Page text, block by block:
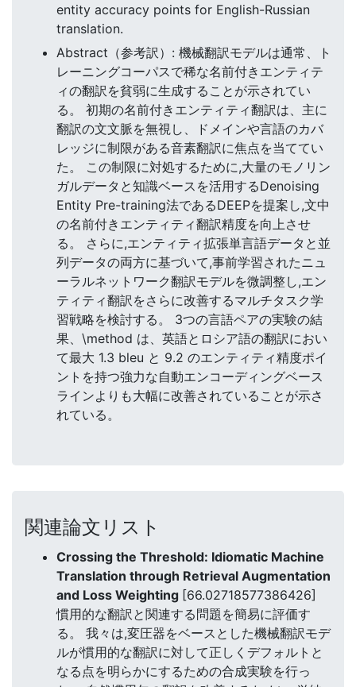
entity accuracy points for English-Russian
translation.
Abstract（参考訳）: 機械翻訳モデルは通常、ト
レーニングコーパスで稀な名前付きエンティテ
ィの翻訳を貧弱に生成することが示されてい
る。 初期の名前付きエンティティ翻訳は、主に
翻訳の文文脈を無視し、ドメインや言語のカバ
レッジに制限がある音素翻訳に焦点を当ててい
た。 この制限に対処するために,大量のモノリン
ガルデータと知識ベースを活用するDenoising
Entity Pre-training法であるDEEPを提案し,文中
の名前付きエンティティ翻訳精度を向上させ
る。 さらに,エンティティ拡張単言語データと並
列データの両方に基づいて,事前学習されたニュ
ーラルネットワーク翻訳モデルを微調整し,エン
ティティ翻訳をさらに改善するマルチタスク学
習戦略を検討する。 3つの言語ペアの実験の結
果、\method は、英語とロシア語の翻訳におい
て最大 1.3 bleu と 9.2 のエンティティ精度ポイ
ントを持つ強力な自動エンコーディングベース
ラインよりも大幅に改善されていることが示さ
れている。
関連論文リスト
Crossing the Threshold: Idiomatic Machine
Translation through Retrieval Augmentation
and Loss Weighting [66.02718577386426]
慣用的な翻訳と関連する問題を簡易に評価す
る。 我々は,変圧器をベースとした機械翻訳モデ
ルが慣用的な翻訳に対して正しくデフォルトと
なる点を明らかにするための合成実験を行っ